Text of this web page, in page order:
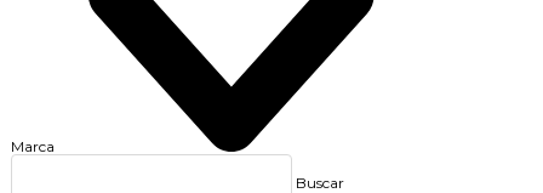
Marca
Buscar